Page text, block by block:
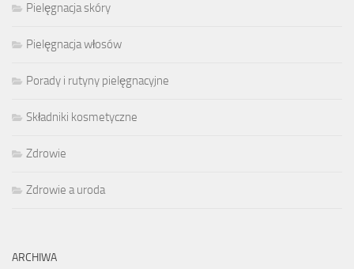
Pielęgnacja skóry
Pielęgnacja włosów
Porady i rutyny pielęgnacyjne
Składniki kosmetyczne
Zdrowie
Zdrowie a uroda
ARCHIWA